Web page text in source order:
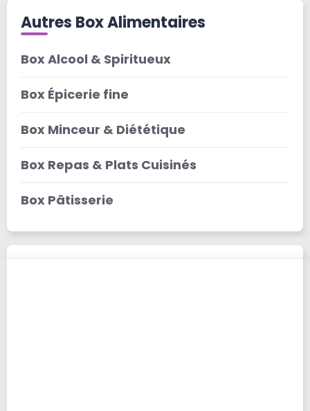
Autres Box Alimentaires
Box Alcool & Spiritueux
Box Épicerie fine
Box Minceur & Diététique
Box Repas & Plats Cuisinés
Box Pâtisserie